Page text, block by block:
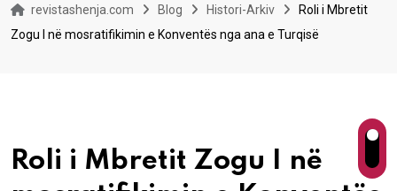
revistashenja.com Blog Histori-Arkiv
Roli i Mbretit
Zogu I në mosratifikimin e Konventës nga ana e Turqisë
Roli i Mbretit Zogu I në